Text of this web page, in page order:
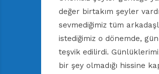
değer birtakım şeyler
sevmediğimiz tüm
istediğimiz o dönemde,
teşvik edilirdi.
bir şey olmadığı hissine